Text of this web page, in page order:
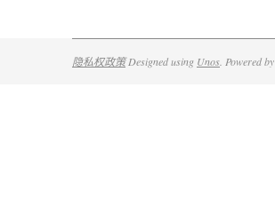
隐私权政策Designed using Unos . Powered by